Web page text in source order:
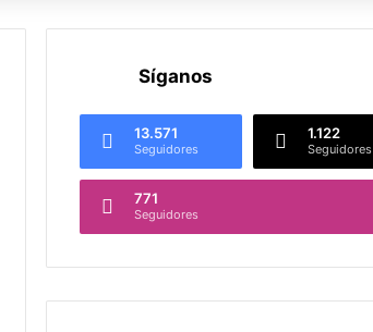
Síganos
13.571
Seguidores
1.122
Seguidores
771
Seguidores